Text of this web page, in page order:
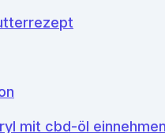
mit cbd-öl